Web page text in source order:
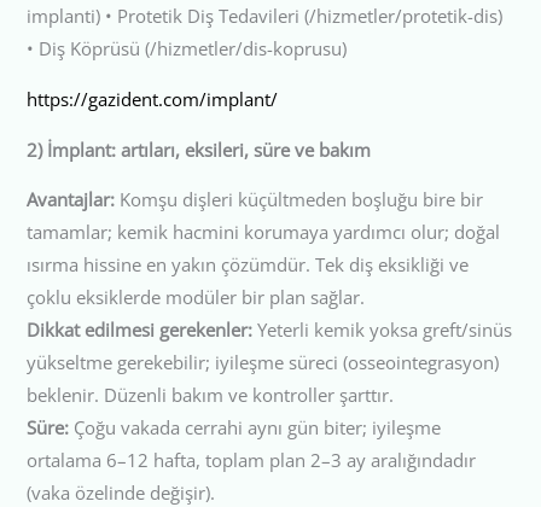
implanti) • Protetik Diş Tedavileri (/hizmetler/protetik-dis)
• Diş Köprüsü (/hizmetler/dis-koprusu)
https://gazident.com/implant/
2) İmplant: artıları, eksileri, süre ve bakım
Avantajlar: Komşu dişleri küçültmeden boşluğu bire bir
tamamlar; kemik hacmini korumaya yardımcı olur; doğal
ısırma hissine en yakın çözümdür. Tek diş eksikliği ve
çoklu eksiklerde modüler bir plan sağlar.
Dikkat edilmesi gerekenler: Yeterli kemik yoksa greft/sinüs
yükseltme gerekebilir; iyileşme süreci (osseointegrasyon)
beklenir. Düzenli bakım ve kontroller şarttır.
Süre: Çoğu vakada cerrahi aynı gün biter; iyileşme
ortalama 6–12 hafta, toplam plan 2–3 ay aralığındadır
(vaka özelinde değişir).